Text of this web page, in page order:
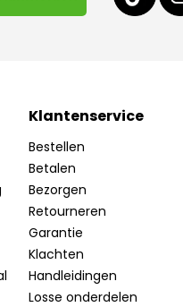
Klantenservice
Bestellen
Betalen
Bezorgen
Retourneren
Garantie
Klachten
Handleidingen
Losse onderdelen